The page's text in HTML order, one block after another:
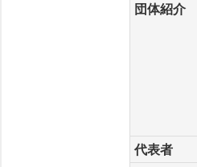
団体紹介
代表者